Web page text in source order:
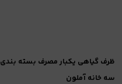
ظرف گیاهی یکبار مصرف بسته بندی
سه خانه آملون